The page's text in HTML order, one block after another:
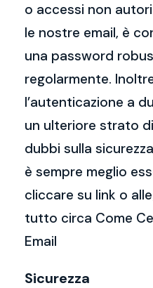
o accessi non
le nostre email, è
una password
regolarmente.
l’autenticazione a
un ulteriore strato
dubbi sulla
è sempre meglio
cliccare su link o
tutto circa Come
Email
Sicurezza